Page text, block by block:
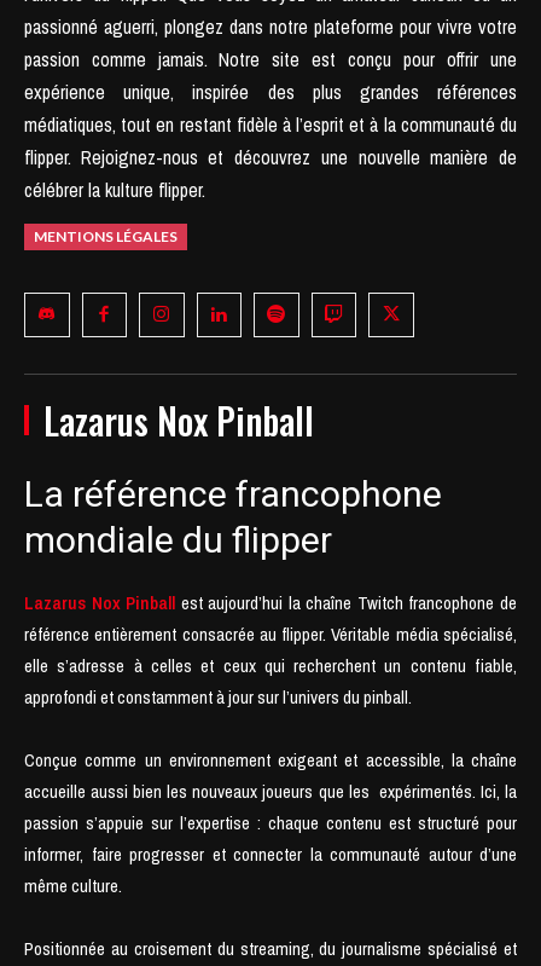
passionné aguerri, plongez dans notre plateforme pour vivre votre
passion comme jamais. Notre site est conçu pour offrir une
expérience unique, inspirée des plus grandes références
médiatiques, tout en restant fidèle à l’esprit et à la communauté du
flipper. Rejoignez-nous et découvrez une nouvelle manière de
célébrer la kulture flipper.
MENTIONS LÉGALES
Lazarus Nox Pinball
La référence francophone
mondiale du flipper
Lazarus Nox Pinball est aujourd’hui la chaîne Twitch francophone de
référence entièrement consacrée au flipper. Véritable média spécialisé,
elle s’adresse à celles et ceux qui recherchent un contenu fiable,
approfondi et constamment à jour sur l’univers du pinball.
Conçue comme un environnement exigeant et accessible, la chaîne
accueille aussi bien les nouveaux joueurs que les expérimentés. Ici, la
passion s’appuie sur l’expertise : chaque contenu est structuré pour
informer, faire progresser et connecter la communauté autour d’une
même culture.
Positionnée au croisement du streaming, du journalisme spécialisé et